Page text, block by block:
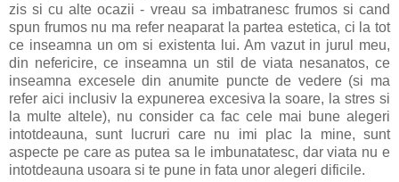
zis si cu alte ocazii - vreau sa imbatranesc frumos si cand
spun frumos nu ma refer neaparat la partea estetica, ci la tot
ce inseamna un om si existenta lui. Am vazut in jurul meu,
din nefericire, ce inseamna un stil de viata nesanatos, ce
inseamna excesele din anumite puncte de vedere (si ma
refer aici inclusiv la expunerea excesiva la soare, la stres si
la multe altele), nu consider ca fac cele mai bune alegeri
intotdeauna, sunt lucruri care nu imi plac la mine, sunt
aspecte pe care as putea sa le imbunatatesc, dar viata nu e
intotdeauna usoara si te pune in fata unor alegeri dificile.